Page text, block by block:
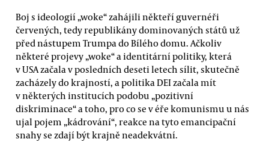
Boj s ideologií „woke“ zahájili někteří guvernéři
červených, tedy republikány dominovaných států už
před nástupem Trumpa do Bílého domu. Ačkoliv
některé projevy „woke“ a identitární politiky, která
v USA začala v posledních deseti letech sílit, skutečně
zacházely do krajností, a politika DEI začala mít
v některých institucích podobu „pozitivní
diskriminace“ a toho, pro co se v éře komunismu u nás
ujal pojem „kádrování“, reakce na tyto emancipační
snahy se zdají být krajně neadekvátní.